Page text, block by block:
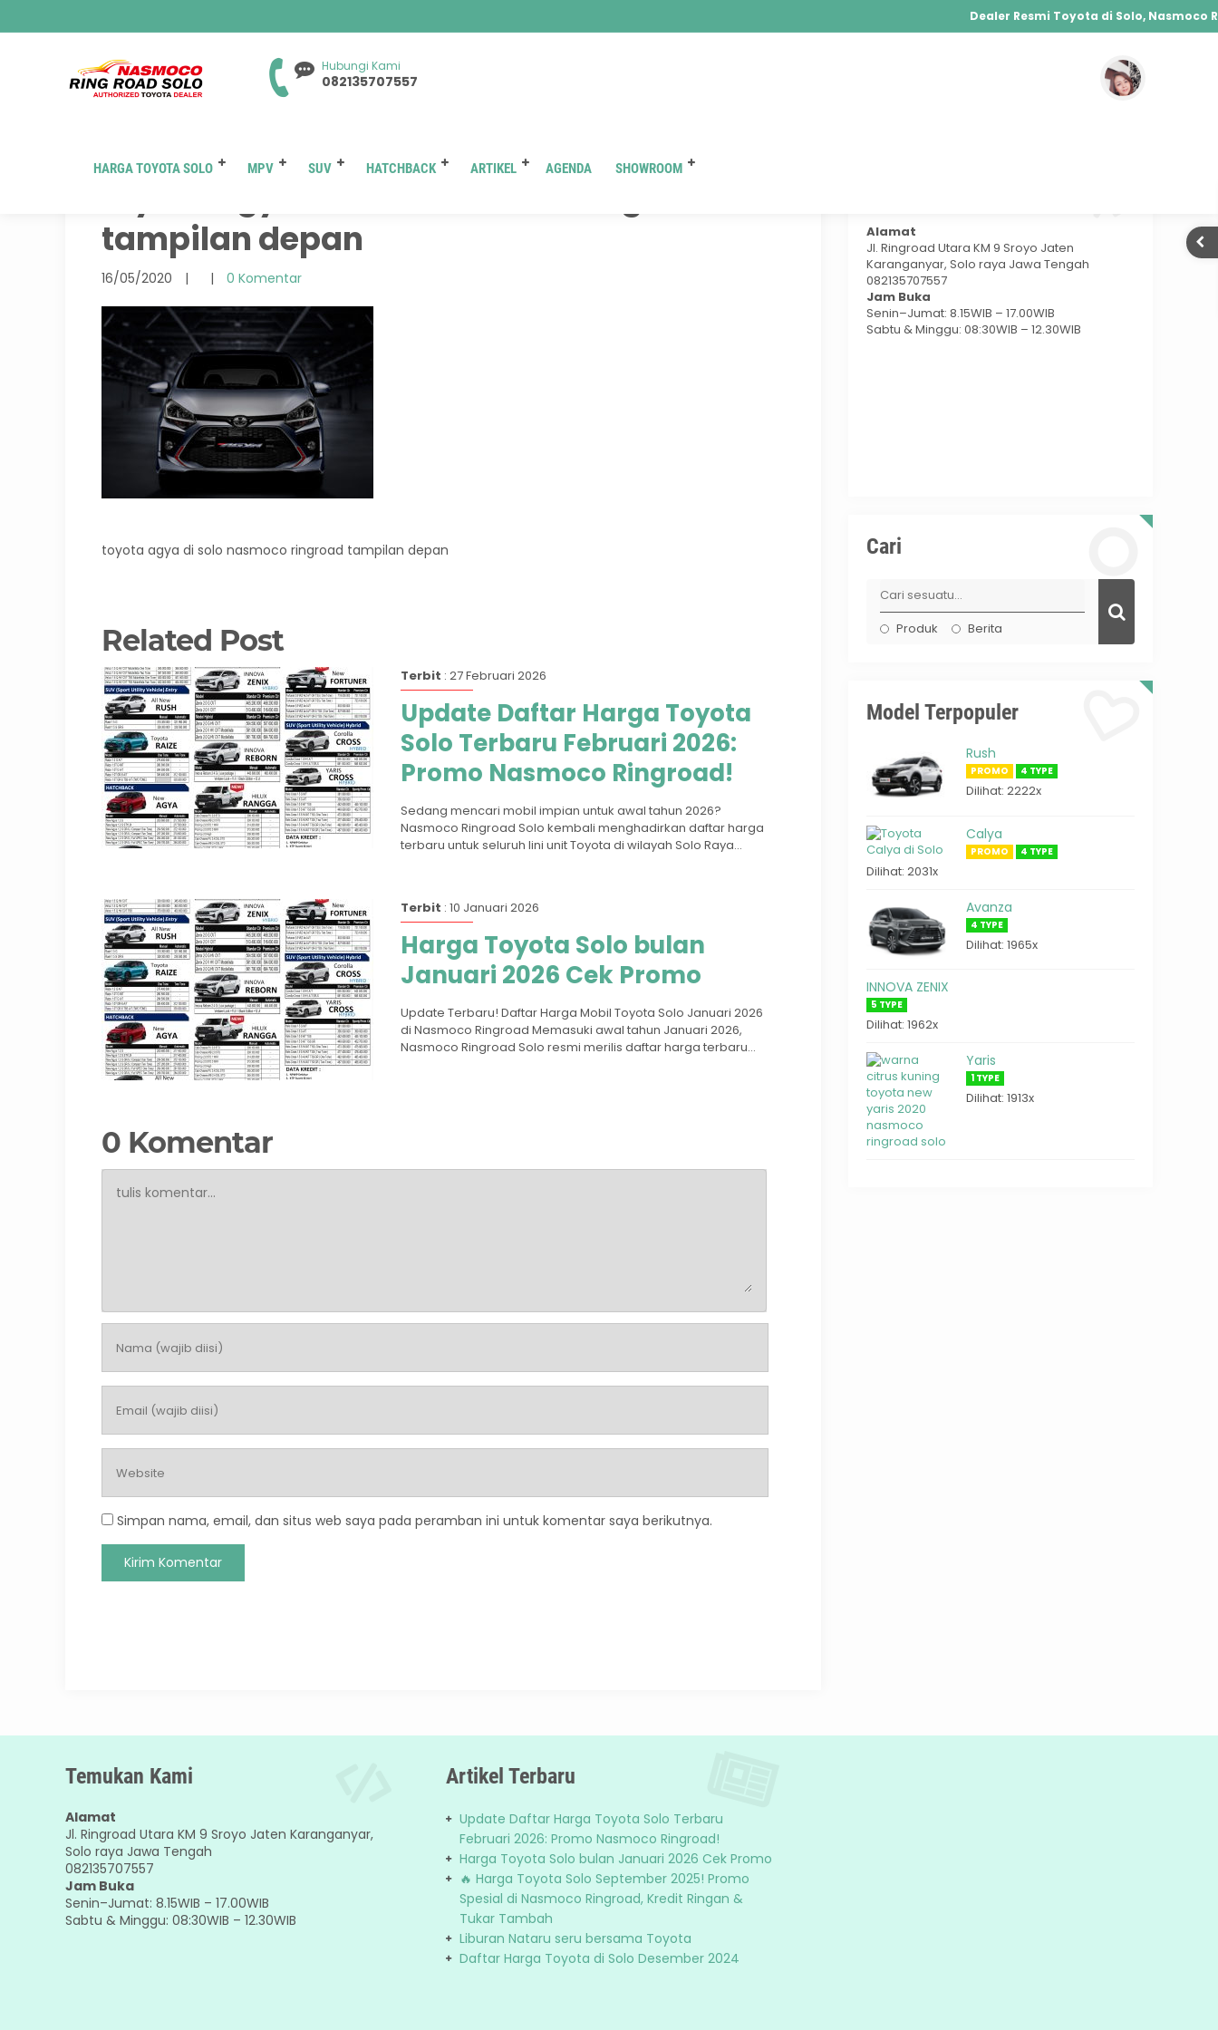
Dealer Resmi Toyota di Solo, Nasmoco
Agya, Calya, Fortuner, Rush, Sienta, Yaris,
Hybrid, Yaris Cross Hybrid, Alphard Hybrid
Hubungi Kami
082135707557
HARGA TOYOTA SOLO MPV SUV HATCHBACK ARTIKEL AGENDA SHOWROOM
tampilan depan
16/05/2020 | | 0 Komentar
toyota agya di solo nasmoco ringroad tampilan depan
Related Post
Terbit : 27 Februari 2026
Update Daftar Harga Toyota
Solo Terbaru Februari 2026:
Promo Nasmoco Ringroad!
Sedang mencari mobil impian untuk awal tahun 2026?
Nasmoco Ringroad Solo kembali menghadirkan daftar harga
terbaru untuk seluruh lini unit Toyota di wilayah Solo Raya...
Terbit : 10 Januari 2026
Harga Toyota Solo bulan
Januari 2026 Cek Promo
Update Terbaru! Daftar Harga Mobil Toyota Solo Januari 2026
di Nasmoco Ringroad Memasuki awal tahun Januari 2026,
Nasmoco Ringroad Solo resmi merilis daftar harga terbaru...
0 Komentar
Simpan nama, email, dan situs web saya pada peramban ini untuk komentar saya berikutnya.
Alamat
Jl. Ringroad Utara KM 9 Sroyo Jaten
Karanganyar, Solo raya Jawa Tengah
082135707557
Jam Buka
Senin–Jumat: 8.15WIB – 17.00WIB
Sabtu & Minggu: 08:30WIB – 12.30WIB
Cari
Produk Berita
Model Terpopuler
Rush
PROMO 4 TYPE
Dilihat: 2222x
Calya
PROMO 4 TYPE
Dilihat: 2031x
Avanza
4 TYPE
Dilihat: 1965x
INNOVA ZENIX
5 TYPE
Dilihat: 1962x
Yaris
1 TYPE
Dilihat: 1913x
Temukan Kami
Alamat
Jl. Ringroad Utara KM 9 Sroyo Jaten Karanganyar,
Solo raya Jawa Tengah
082135707557
Jam Buka
Senin–Jumat: 8.15WIB – 17.00WIB
Sabtu & Minggu: 08:30WIB – 12.30WIB
Artikel Terbaru
Update Daftar Harga Toyota Solo Terbaru
Februari 2026: Promo Nasmoco Ringroad!
Harga Toyota Solo bulan Januari 2026 Cek Promo
🔥 Harga Toyota Solo September 2025! Promo
Spesial di Nasmoco Ringroad, Kredit Ringan &
Tukar Tambah
Liburan Nataru seru bersama Toyota
Daftar Harga Toyota di Solo Desember 2024